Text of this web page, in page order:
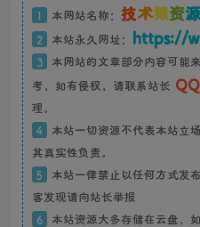
1 本网站名称： 技术猿资源
2 本站永久网址： https://
3
本网站的文章部分内容可能
考，如有侵权，请联系站长
理。
4
本站一切资源不代表本站立
其真实性负责。
5
本站一律禁止以任何方式发
客发现请向站长举报
6
本站资源大多存储在云盘，